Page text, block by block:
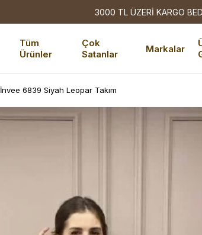
3000 TL ÜZERİ KARGO
Tüm
Ürünler
Çok
Satanlar
Markalar
İnvee 6839 Siyah Leopar Takım